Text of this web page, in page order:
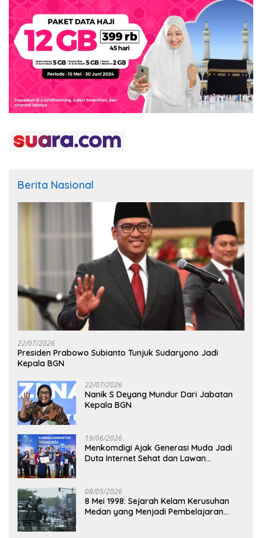
Berita Nasional
22/07/2026
Presiden Prabowo Subianto Tunjuk Sudaryono Jadi
Kepala BGN
22/07/2026
Nanik S Deyang Mundur Dari Jabatan
Kepala BGN
19/06/2026
Menkomdigi Ajak Generasi Muda Jadi
Duta Internet Sehat dan Lawan
08/05/2026
8 Mei 1998: Sejarah Kelam Kerusuhan
Medan yang Menjadi Pembelajaran